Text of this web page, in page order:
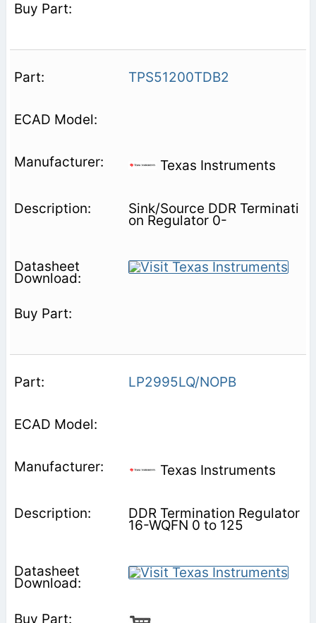
TPS51200TDB2
Texas Instruments
Sink/Source DDR Terminati
on Regulator 0-
LP2995LQ/NOPB
Texas Instruments
DDR Termination Regulator
16-WQFN 0 to 125